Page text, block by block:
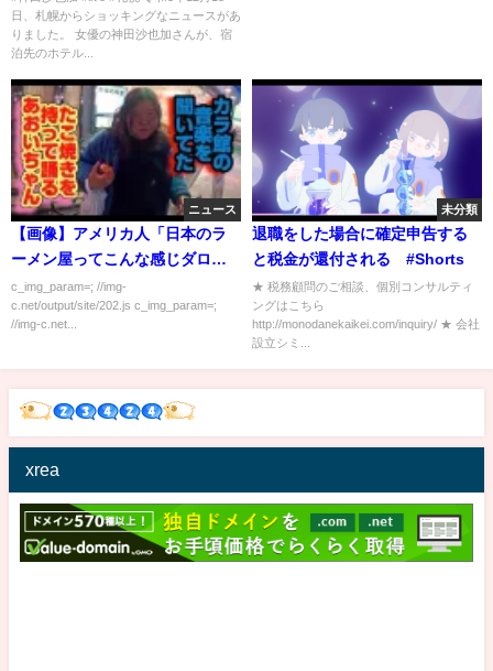
日、札幌からショッキングなニュースがあ
りました。 女優の神田沙也加さんが、宿
泊先のホテル...
ニュース
【画像】アメリカ人「日本のラ
ーメン屋ってこんな感じダロ？
HAHAHA！」
c_img_param=; //img-
c.net/output/site/202.js c_img_param=;
//img-c.net...
未分類
退職をした場合に確定申告する
と税金が還付される #Shorts
★ 税務顧問のご相談、個別コンサルティ
ングはこちら
http://monodanekaikei.com/inquiry/ ★ 会社
設立シミ...
xrea